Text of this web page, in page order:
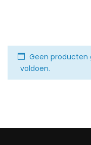
Geen producten
voldoen.